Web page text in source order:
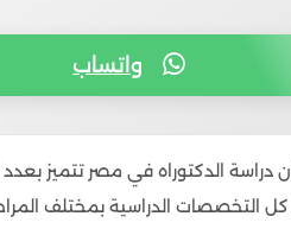
واتساب
دراسة الدكتوراه في مصر تتميز
التخصصات الدراسية بمختلف